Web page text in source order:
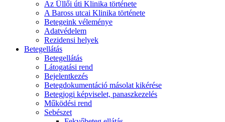
Az Üllői úti Klinika története
A Baross utcai Klinika története
Betegeink véleménye
Adatvédelem
Rezidensi helyek
Betegellátás
Betegellátás
Látogatási rend
Bejelentkezés
Betegdokumentáció másolat kikérése
Betegjogi képviselet, panaszkezelés
Működési rend
Sebészet